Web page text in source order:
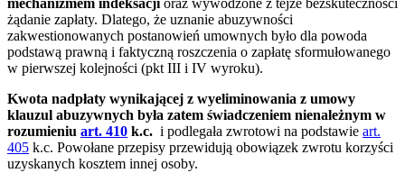
mechanizmem indeksacji oraz wywodzone z tejże bezskuteczności
żądanie zapłaty. Dlatego, że uznanie abuzywności
zakwestionowanych postanowień umownych było dla powoda
podstawą prawną i faktyczną roszczenia o zapłatę sformułowanego
w pierwszej kolejności (pkt III i IV wyroku).
Kwota nadpłaty wynikającej z wyeliminowania z umowy
klauzul abuzywnych była zatem świadczeniem nienależnym w
rozumieniu art. 410 k.c. i podlegała zwrotowi na podstawie art.
405 k.c. Powołane przepisy przewidują obowiązek zwrotu korzyści
uzyskanych kosztem innej osoby.